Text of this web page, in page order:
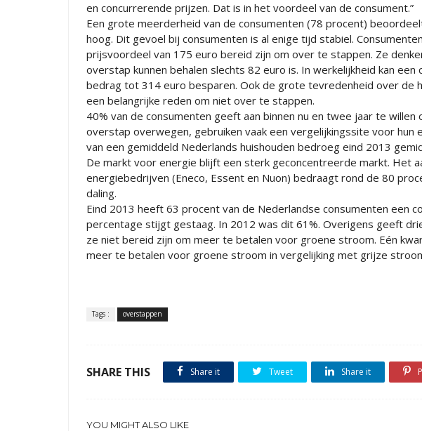
en concurrerende prijzen. Dat is in het voordeel van de consument.”
Een grote meerderheid van de consumenten (78 procent)
hoog. Dit gevoel bij consumenten is al enige tijd stabiel.
prijsvoordeel van 175 euro bereid zijn om over te stappen. Ze
overstap kunnen behalen slechts 82 euro is. In werkelijkheid kan
bedrag tot 314 euro besparen. Ook de grote tevredenheid over de
een belangrijke reden om niet over te stappen.
40% van de consumenten geeft aan binnen nu en twee jaar te
overstap overwegen, gebruiken vaak een vergelijkingssite voor
van een gemiddeld Nederlands huishouden bedroeg eind 2013
De markt voor energie blijft een sterk geconcentreerde markt. Het
energiebedrijven (Eneco, Essent en Nuon) bedraagt rond de 80
daling.
Eind 2013 heeft 63 procent van de Nederlandse consumenten een
percentage stijgt gestaag. In 2012 was dit 61%. Overigens geeft
ze niet bereid zijn om meer te betalen voor groene stroom. Eén
meer te betalen voor groene stroom in vergelijking met grijze
Tags : overstappen
SHARE THIS Share it Tweet Share it
YOU MIGHT ALSO LIKE